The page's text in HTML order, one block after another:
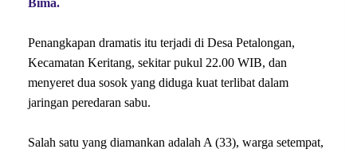
Penangkapan dramatis itu terjadi di Desa Petalongan,
Kecamatan Keritang, sekitar pukul 22.00 WIB, dan
menyeret dua sosok yang diduga kuat terlibat dalam
jaringan peredaran sabu.
Salah satu yang diamankan adalah A (33), warga setempat,